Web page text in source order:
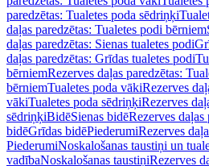
paredzētas: Tualetes poda sēdriņķi
daļas paredzētas: Tualetes podi bērniem
daļas paredzētas: Sienas tualetes podi
daļas paredzētas: Grīdas tualetes podi
bērniemRezerves daļas paredzētas:
bērniemTualetes poda vākiRezerves
vākiTualetes poda sēdriņķiRezerves
sēdriņķiBidēSienas bidēRezerves daļas
bidēGrīdas bidēPiederumiRezerves
PiederumiNoskalošanas taustiņi un
vadībaNoskalošanas taustiņiRezerves